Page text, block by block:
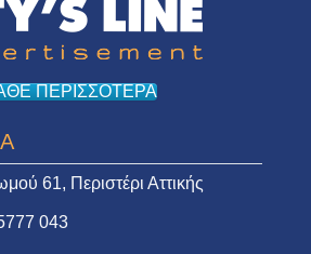
ΠΕΡΙΣΣΟΤΕΡΑ
61, Περιστέρι Αττικής
043